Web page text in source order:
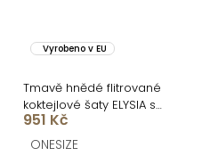
Vyrobeno v EU
Tmavě hnědé flitrované
koktejlové šaty ELYSIA s
kraťásky
951 Kč
ONESIZE